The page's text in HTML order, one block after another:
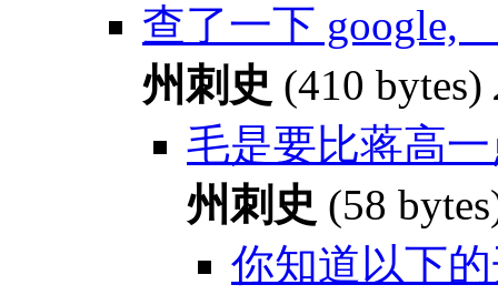
查了一下
州刺史 (410 bytes)
毛是要比蒋高
州刺史 (58
你知道以下